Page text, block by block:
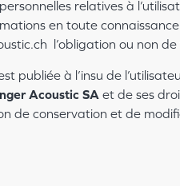
relatives à
en toute
l’obligation ou non
publiée à l’insu de
Acoustic SA et de ses
de conservation et de